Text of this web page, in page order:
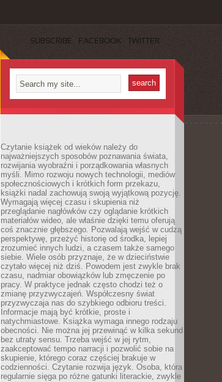
SUBSCRIBE FACEBOOK TWITTER
Czytanie książek od wieków należy do
najważniejszych sposobów poznawania świata,
rozwijania wyobraźni i porządkowania własnych
myśli. Mimo rozwoju nowych technologii, mediów
społecznościowych i krótkich form przekazu,
książki nadal zachowują swoją wyjątkową pozycję.
Wymagają więcej czasu i skupienia niż
przeglądanie nagłówków czy oglądanie krótkich
materiałów wideo, ale właśnie dzięki temu oferują
coś znacznie głębszego. Pozwalają wejść w cudzą
perspektywę, przeżyć historię od środka, lepiej
zrozumieć innych ludzi, a czasem także samego
siebie. Wiele osób przyznaje, że w dzieciństwie
czytało więcej niż dziś. Powodem jest zwykle brak
czasu, nadmiar obowiązków lub zmęczenie po
pracy. W praktyce jednak często chodzi też o
zmianę przyzwyczajeń. Współczesny świat
przyzwyczaja nas do szybkiego odbioru treści.
Informacje mają być krótkie, proste i
natychmiastowe. Książka wymaga innego rodzaju
obecności. Nie można jej przewinąć w kilka sekund
bez utraty sensu. Trzeba wejść w jej rytm,
zaakceptować tempo narracji i pozwolić sobie na
skupienie, którego coraz częściej brakuje w
codzienności. Czytanie rozwija język. Osoba, która
regularnie sięga po różne gatunki literackie, zwykle